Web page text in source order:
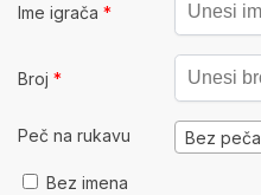
Ime igrača *
Broj *
Peč na rukavu Bez peča
Bez imena